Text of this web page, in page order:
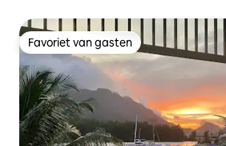
Favoriet van gasten
Favoriet van gasten